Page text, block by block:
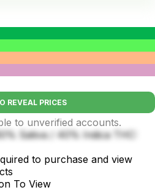
REVEAL PRICES
to unverified accounts.
Sativa / 40% Indica THC:
to purchase and view
To View